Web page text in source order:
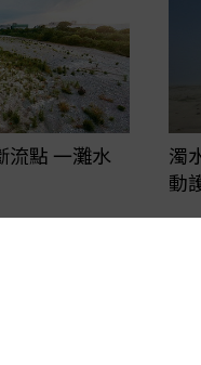
流點 一灘水
濁
動